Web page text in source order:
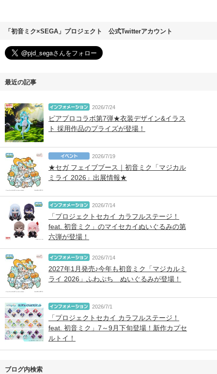
「初音ミク×SEGA」プロジェクト 公式Twitterアカウント
最近の記事
2026/7/24
ピアプロコラボ第7弾★衣装デザイン&イラス
ト 採用作品のプライズが登場！
2026/7/19
★セガ フェイブブース｜初音ミク「マジカル
ミライ 2026」出展情報★
2026/7/14
「プロジェクトセカイ カラフルステージ！
feat. 初音ミク」のマイセカイぬいぐるみの第
六弾が登場！
2026/7/14
2027年1月発売♪今年も初音ミク「マジカルミ
ライ 2026」ふわぷち ぬいぐるみが登場！
2026/7/1
「プロジェクトセカイ カラフルステージ！
feat. 初音ミク」7～9月下旬登場！新作カプセ
ルトイ！
ブログ内検索